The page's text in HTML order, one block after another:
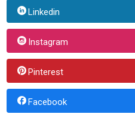
Linkedin
Instagram
Pinterest
Facebook